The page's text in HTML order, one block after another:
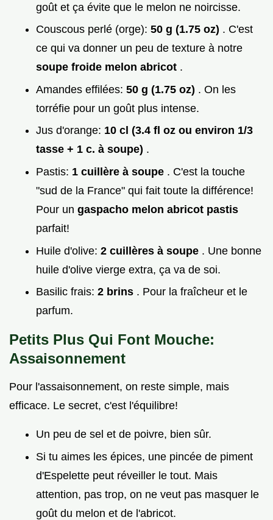
goût et ça évite que le melon ne noircisse.
Couscous perlé (orge): 50 g (1.75 oz) . C'est
ce qui va donner un peu de texture à notre
soupe froide melon abricot .
Amandes effilées: 50 g (1.75 oz) . On les
torréfie pour un goût plus intense.
Jus d'orange: 10 cl (3.4 fl oz ou environ 1/3
tasse + 1 c. à soupe) .
Pastis: 1 cuillère à soupe . C'est la touche
"sud de la France" qui fait toute la différence!
Pour un gaspacho melon abricot pastis
parfait!
Huile d'olive: 2 cuillères à soupe . Une bonne
huile d'olive vierge extra, ça va de soi.
Basilic frais: 2 brins . Pour la fraîcheur et le
parfum.
Petits Plus Qui Font Mouche:
Assaisonnement
Pour l'assaisonnement, on reste simple, mais
efficace. Le secret, c'est l'équilibre!
Un peu de sel et de poivre, bien sûr.
Si tu aimes les épices, une pincée de piment
d'Espelette peut réveiller le tout. Mais
attention, pas trop, on ne veut pas masquer le
goût du melon et de l'abricot.